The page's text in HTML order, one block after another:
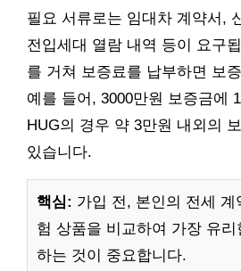
필요 서류로는 임대차 계약서,
전입세대 열람 내역 등이 요구
를 거쳐 보증료를 납부하면 보
예를 들어, 3000만원 보증금에
HUG의 경우 약 3만원 내외의
있습니다.
핵심: 가입 전, 본인의 전세 계
험 상품을 비교하여 가장 유
하는 것이 중요합니다.